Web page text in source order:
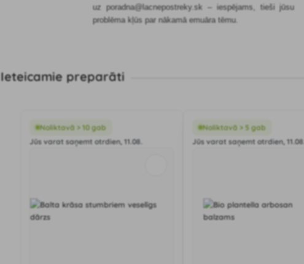
uz poradna@lacnepostreky.sk – iespējams, tieši jūsu
problēma kļūs par nākamā emuāra tēmu.
Ieteicamie preparāti
Noliktavā > 10 gab
Jūs varat saņemt otrdien, 11.08.
Noliktavā > 5 gab
Jūs varat saņemt otrdien, 11.08.